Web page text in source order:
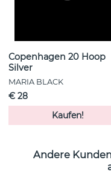
Copenhagen 20 Hoop
Silver
MARIA BLACK
€ 28
Kaufen!
Andere